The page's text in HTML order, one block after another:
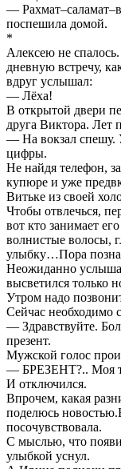
—
поспешила домой.
*
Алексею не
дневную встречу,
вдруг услышал:
— Лёха!
В открытой двери
друга Виктора. Лет
— На вокзал спешу.
цифры.
Не найдя телефон,
купюре и уже
Витьке из своей
Чтобы отвлечься,
вот кто занимает
волнистые волосы,
улыбку…Пора
Неожиданно
высветился только
Утром надо
Сейчас необходимо
— Здравствуйте.
презент.
Мужской голос
— БРЕЗЕНТ?.. Моя
И отключился.
Впрочем, какая
поделюсь
посочувствовала.
С мыслью, что
улыбкой уснул.